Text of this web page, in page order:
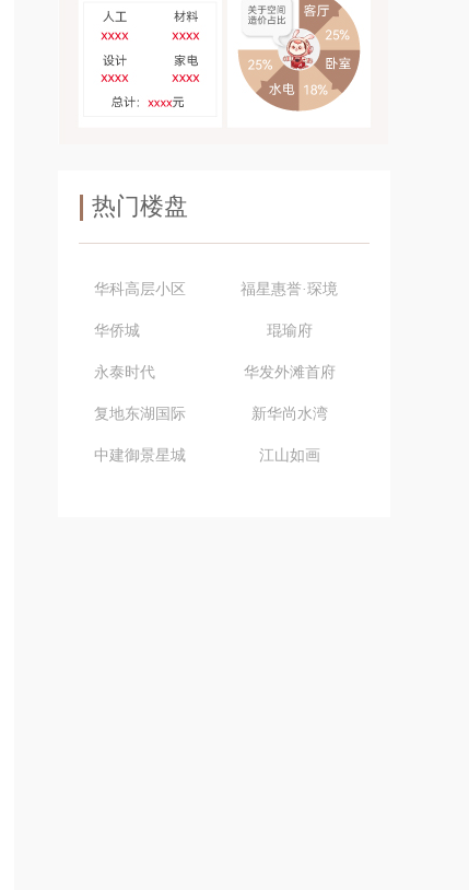
热门楼盘
华科高层小区 福星惠誉·琛境
华侨城 琨瑜府
永泰时代 华发外滩首府
复地东湖国际 新华尚水湾
中建御景星城 江山如画